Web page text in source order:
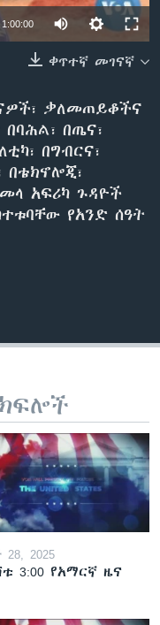
1:00:00
ቀጥተኛ መገናኛ
ቃለመጠይቆችና
በጤና፣
በግብርና፣
በቴክኖሎጂ፣
አፍሪካ ጉዳዮች
የአንድ ሰዓት
2025
3:00 የአማርኛ ዜና